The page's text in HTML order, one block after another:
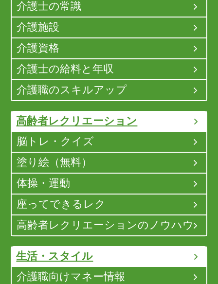
介護士の常識
介護施設
介護資格
介護士の給料と年収
介護職のスキルアップ
高齢者レクリエーション
脳トレ・クイズ
塗り絵（無料）
体操・運動
座ってできるレク
高齢者レクリエーションのノウハウ
生活・スタイル
介護職向けマネー情報